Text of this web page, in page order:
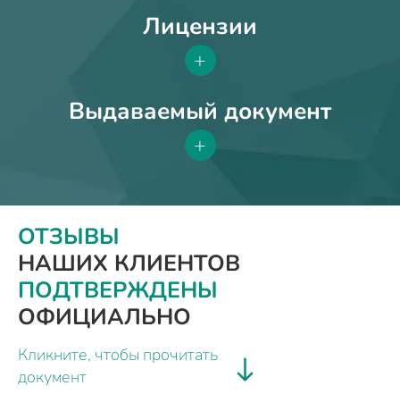
Лицензии
+
Выдаваемый документ
+
ОТЗЫВЫ
НАШИХ КЛИЕНТОВ
ПОДТВЕРЖДЕНЫ
ОФИЦИАЛЬНО
Кликните, чтобы прочитать
документ